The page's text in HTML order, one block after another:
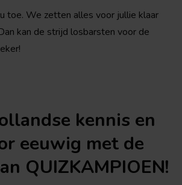
toe. We zetten alles voor jullie klaar
kan de strijd losbarsten voor de
kennis en
eeuwig met de
QUIZKAMPIOEN!